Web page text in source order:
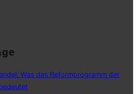
Was das Reformprogramm der